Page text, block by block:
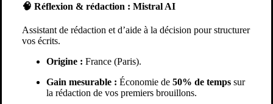
🧠 Réflexion & rédaction : Mistral AI
Assistant de rédaction et d’aide à la décision pour structurer
vos écrits.
Origine : France (Paris).
Gain mesurable : Économie de 50% de tempssur
la rédaction de vos premiers brouillons.